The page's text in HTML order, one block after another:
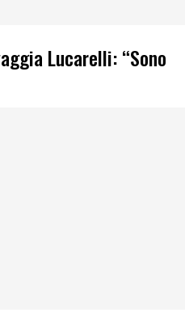
Lucarelli: “Sono